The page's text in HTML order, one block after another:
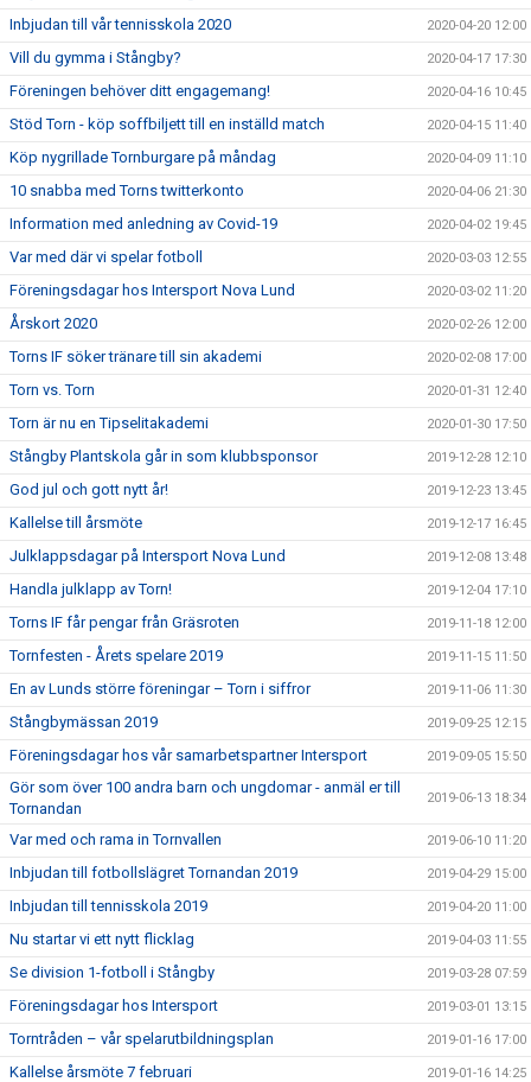
Inbjudan till vår tennisskola 2020 2020-04-20 12:00
Vill du gymma i Stångby? 2020-04-17 17:30
Föreningen behöver ditt engagemang! 2020-04-16 10:45
Stöd Torn - köp soffbiljett till en inställd match 2020-04-15 11:40
Köp nygrillade Tornburgare på måndag 2020-04-09 11:10
10 snabba med Torns twitterkonto 2020-04-06 21:30
Information med anledning av Covid-19 2020-04-02 19:45
Var med där vi spelar fotboll 2020-03-03 12:55
Föreningsdagar hos Intersport Nova Lund 2020-03-02 11:20
Årskort 2020 2020-02-26 12:00
Torns IF söker tränare till sin akademi 2020-02-08 17:00
Torn vs. Torn 2020-01-31 12:40
Torn är nu en Tipselitakademi 2020-01-30 17:50
Stångby Plantskola går in som klubbsponsor 2019-12-28 12:10
God jul och gott nytt år! 2019-12-23 13:45
Kallelse till årsmöte 2019-12-17 16:45
Julklappsdagar på Intersport Nova Lund 2019-12-08 13:48
Handla julklapp av Torn! 2019-12-04 17:10
Torns IF får pengar från Gräsroten 2019-11-18 12:00
Tornfesten - Årets spelare 2019 2019-11-15 11:50
En av Lunds större föreningar – Torn i siffror 2019-11-06 11:30
Stångbymässan 2019 2019-09-25 12:15
Föreningsdagar hos vår samarbetspartner Intersport 2019-09-05 15:50
Gör som över 100 andra barn och ungdomar - anmäl er till
Tornandan
2019-06-13 18:34
Var med och rama in Tornvallen 2019-06-10 11:20
Inbjudan till fotbollslägret Tornandan 2019 2019-04-29 15:00
Inbjudan till tennisskola 2019 2019-04-20 11:00
Nu startar vi ett nytt flicklag 2019-04-03 11:55
Se division 1-fotboll i Stångby 2019-03-28 07:59
Föreningsdagar hos Intersport 2019-03-01 13:15
Torntråden – vår spelarutbildningsplan 2019-01-16 17:00
Kallelse årsmöte 7 februari 2019-01-16 14:25